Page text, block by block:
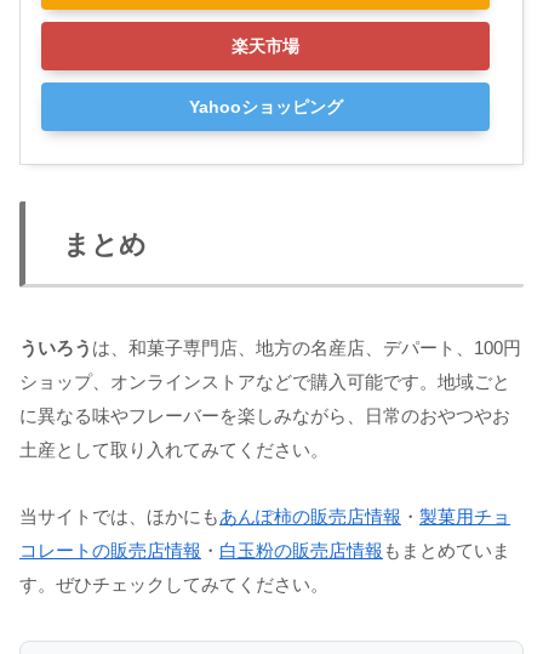
楽天市場
Yahooショッピング
まとめ
ういろう は、和菓子専門店、地方の名産店、デパート、100円
ショップ、オンラインストアなどで購入可能です。地域ごと
に異なる味やフレーバーを楽しみながら、日常のおやつやお
土産として取り入れてみてください。
当サイトでは、ほかにもあんぽ柿の販売店情報 ・ 製菓用チョ
コレートの販売店情報 ・ 白玉粉の販売店情報 もまとめていま
す。ぜひチェックしてみてください。